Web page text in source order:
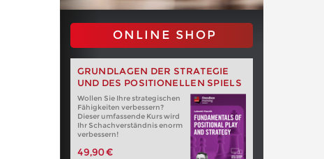
ONLINE SHOP
GRUNDLAGEN DER STRATEGIE
UND DES POSITIONELLEN SPIELS
Wollen Sie Ihre strategischen
Fähigkeiten verbessern?
Dieser umfassende Kurs wird
Ihr Schachverständnis enorm
verbessern!
49,90 €